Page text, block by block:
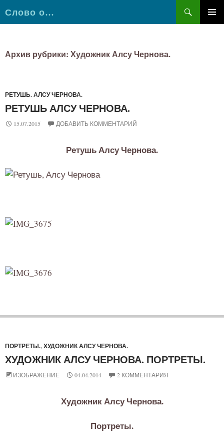
Слово о…
Архив рубрики: Художник Алсу Чернова.
РЕТУШЬ. АЛСУ ЧЕРНОВА.
РЕТУШЬ АЛСУ ЧЕРНОВА.
15.07.2015 ДОБАВИТЬ КОММЕНТАРИЙ
Ретушь Алсу Чернова.
ПОРТРЕТЫ.,ХУДОЖНИК АЛСУ ЧЕРНОВА.
ХУДОЖНИК АЛСУ ЧЕРНОВА. ПОРТРЕТЫ.
ИЗОБРАЖЕНИЕ 04.04.2014 2 КОММЕНТАРИЯ
Художник Алсу Чернова.
Портреты.